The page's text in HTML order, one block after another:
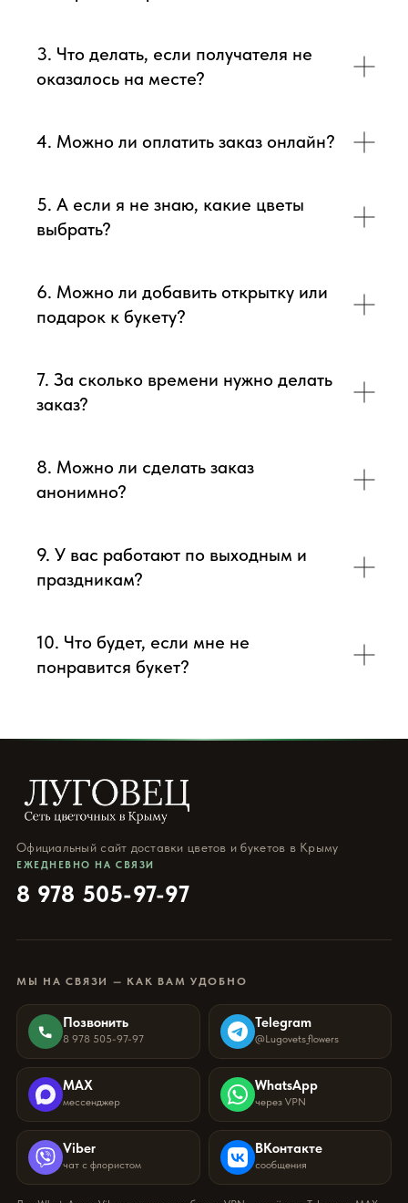
3. Что делать, если получателя не
оказалось на месте?
4. Можно ли оплатить заказ онлайн?
5. А если я не знаю, какие цветы
выбрать?
6. Можно ли добавить открытку или
подарок к букету?
7. За сколько времени нужно делать
заказ?
8. Можно ли сделать заказ
анонимно?
9. У вас работают по выходным и
праздникам?
10. Что будет, если мне не
понравится букет?
Официальный сайт доставки цветов и букетов в Крыму
ЕЖЕДНЕВНО НА СВЯЗИ
8 978 505-97-97
МЫ НА СВЯЗИ — КАК ВАМ УДОБНО
Позвонить
8 978 505-97-97
Telegram
@Lugovets_flowers
MAX
мессенджер
WhatsApp
через VPN
Viber
чат с флористом
ВКонтакте
сообщения